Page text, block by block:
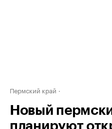
Пермский край
Новый
планируют